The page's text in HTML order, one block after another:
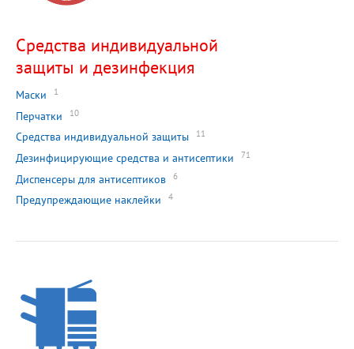
Средства индивидуальной
защиты и дезинфекция
Маски 1
Перчатки 10
Средства индивидуальной защиты 11
Дезинфицирующие средства и антисептики 71
Диспенсеры для антисептиков 6
Предупреждающие наклейки 4